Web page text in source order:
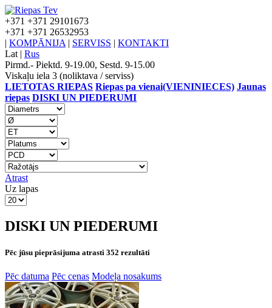
+371 +371 29101673
+371 +371 26532953
| KOMPĀNIJA | SERVISS | KONTAKTI
Lat | Rus
Pirmd.- Piektd. 9-19.00, Sestd. 9-15.00
Viskaļu iela 3 (noliktava / serviss)
LIETOTAS RIEPAS Riepas pa vienai(VIENINIECES) Jaunas
riepas DISKI UN PIEDERUMI
Atrast
Uz lapas
DISKI UN PIEDERUMI
Pēc jūsu pieprāsijuma atrasti 352 rezultāti
Pēc datuma Pēc cenas Modeļa nosakums